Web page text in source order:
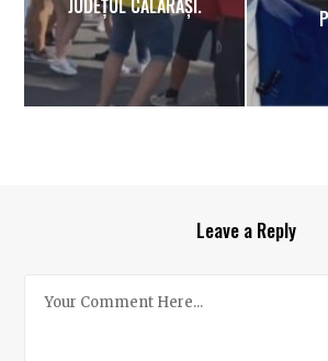
JUDEȚUL CĂLĂRAȘI.
Leave a Reply